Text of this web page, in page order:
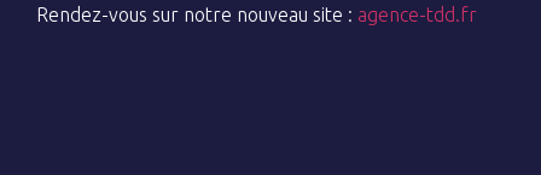
Rendez-vous sur notre nouveau site : agence-tdd.fr